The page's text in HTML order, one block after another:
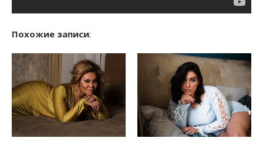
Похожие записи: